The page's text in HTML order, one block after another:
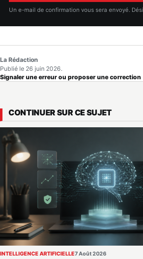
Un e-mail de confirmation vous sera envoyé.
La Rédaction
Publié le 26 juin 2026.
Signaler une erreur ou proposer une
CONTINUER SUR CE SUJET
INTELLIGENCE ARTIFICIELLE7 Août 2026